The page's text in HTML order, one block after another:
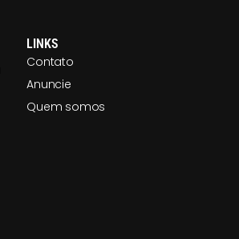
LINKS
Contato
Anuncie
Quem somos